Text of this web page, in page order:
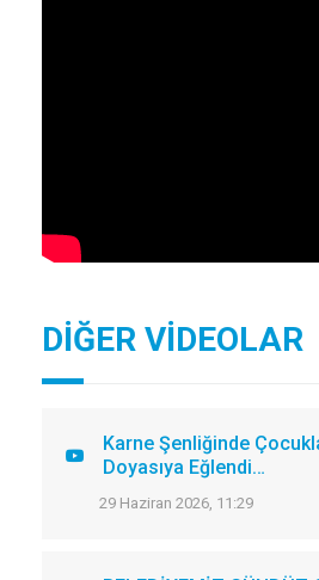
DİĞER VİDEOLAR
Karne Şenliğinde
Doyasıya Eğlendi…
29 Haziran 2026, 11:29